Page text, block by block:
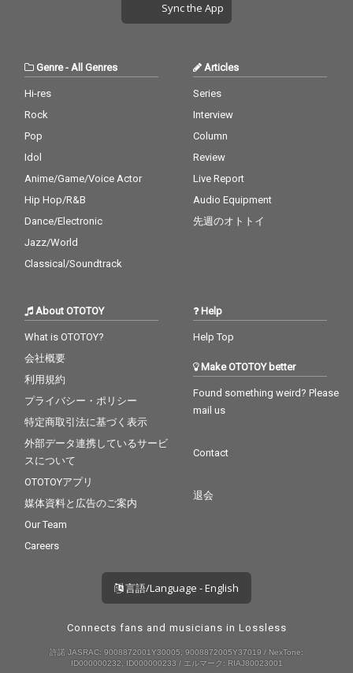
Sync the App
Genre-All Genres
Hi-res
Rock
Pop
Idol
Anime/Game/Voice Actor
Hip Hop/R&B
Dance/Electronic
Jazz/World
Classical/Soundtrack
Articles
Series
Interview
Column
Review
Live Report
Audio Equipment
先週のオトトイ
About OTOTOY
What is OTOTOY?
会社概要
利用規約
プライバシー・ポリシー
特定商取引法に基づく表示
外部データ連携しているサービ
スについて
OTOTOYアプリ
媒体資料と広告のご案内
Our Team
Careers
Help
Help Top
Make OTOTOY better
Found something weird? Please
mail us
Contact
退会
言語/Language - English
Connects fans and musicians in Lossless
許諾 JASRAC: 9008872001Y30005, 9008872005Y37019 / NexTone:
ID000000232, ID000000233 / エルマーク: RIAJ80023001